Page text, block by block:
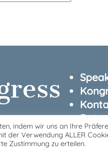
indem wir uns an Ihre
der Verwendung ALLER
Zustimmung zu erteilen.